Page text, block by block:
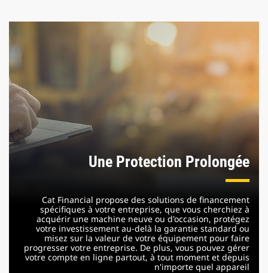
Une Protection Prolongée
Cat Financial propose des solutions de financement
spécifiques à votre entreprise, que vous cherchiez à
acquérir une machine neuve ou d'occasion, protégez
votre investissement au-delà la garantie standard ou
misez sur la valeur de votre équipement pour faire
progresser votre entreprise. De plus, vous pouvez gérer
votre compte en ligne partout, à tout moment et depuis
n'importe quel appareil